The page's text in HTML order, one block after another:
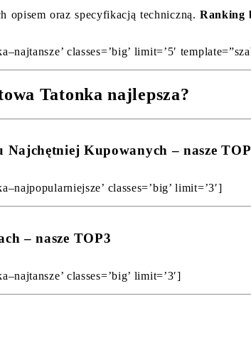
opisem oraz specyfikacją techniczną. Ranking
classes=’big’ limit=’5′
Tatonka najlepsza?
Kupowanych – nasze
classes=’big’ limit=’3′]
– nasze TOP3
classes=’big’ limit=’3′]